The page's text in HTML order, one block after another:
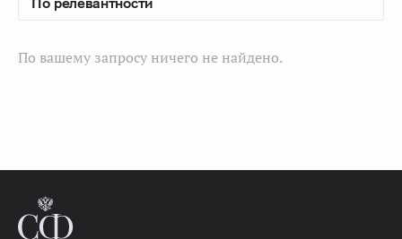
По вашему запросу ничего не найдено.